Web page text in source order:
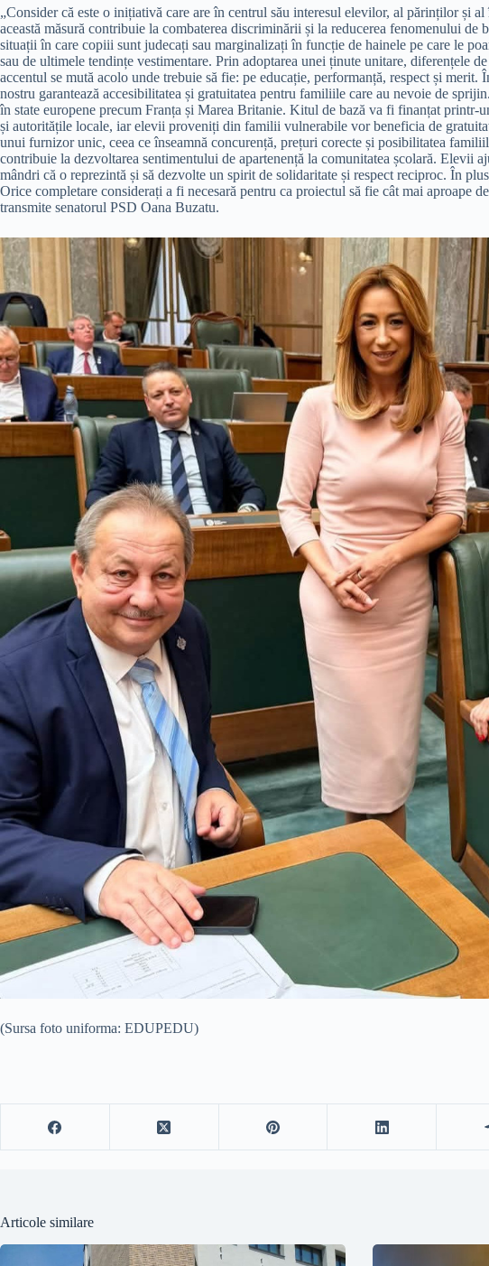
„Consider că este o inițiativă care are în centrul său interesul elevilor, al părinților și
această măsură contribuie la combaterea discriminării și la reducerea fenomenului
situații în care copiii sunt judecați sau marginalizați în funcție de hainele pe care le
sau de ultimele tendințe vestimentare. Prin adoptarea unei ținute unitare, diferențele
accentul se mută acolo unde trebuie să fie: pe educație, performanță, respect și
nostru garantează accesibilitatea și gratuitatea pentru familiile care au nevoie de
în state europene precum Franța și Marea Britanie. Kitul de bază va fi finanțat printr-
și autoritățile locale, iar elevii proveniți din familii vulnerabile vor beneficia de
unui furnizor unic, ceea ce înseamnă concurență, prețuri corecte și posibilitatea
contribuie la dezvoltarea sentimentului de apartenență la comunitatea școlară. Elevii
mândri că o reprezintă și să dezvolte un spirit de solidaritate și respect reciproc. În
Orice completare considerați a fi necesară pentru ca proiectul să fie cât mai aproape
transmite senatorul PSD Oana Buzatu.
(Sursa foto uniforma: EDUPEDU)
Articole similare